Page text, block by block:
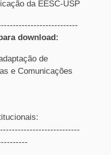
da EESC-USP
download:
de
e Comunicações